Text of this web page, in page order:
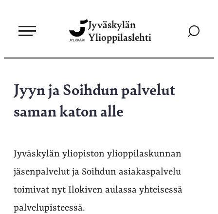
sisältöön
Jyväskylän
Ylioppilaslehti
Siirry
Jyyn ja Soihdun palvelut
saman katon alle
Jyväskylän yliopiston ylioppilaskunnan
jäsenpalvelut ja Soihdun asiakaspalvelu
toimivat nyt Ilokiven aulassa yhteisessä
palvelupisteessä.